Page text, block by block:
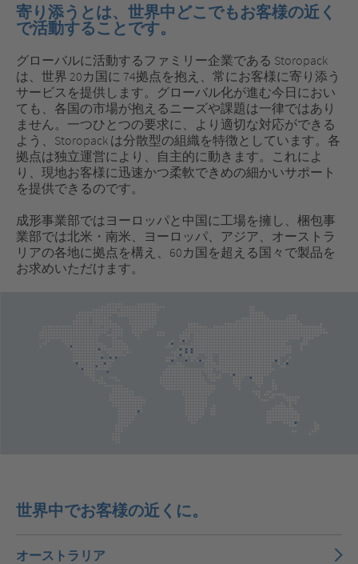
寄り添うとは、世界中どこでもお客様の近く
で活動することです。
グローバルに活動するファミリー企業である Storopack
は、世界 20カ国に 74拠点を抱え、常にお客様に寄り添う
サービスを提供します。グローバル化が進む今日におい
ても、各国の市場が抱えるニーズや課題は一律ではあり
ません。一つひとつの要求に、より適切な対応ができる
よう、Storopack は分散型の組織を特徴としています。各
拠点は独立運営により、自主的に動きます。これによ
り、現地お客様に迅速かつ柔軟できめの細かいサポート
を提供できるのです。
成形事業部ではヨーロッパと中国に工場を擁し、梱包事
業部では北米・南米、ヨーロッパ、アジア、オーストラ
リアの各地に拠点を構え、60カ国を超える国々で製品を
お求めいただけます。
世界中でお客様の近くに。
オーストラリア